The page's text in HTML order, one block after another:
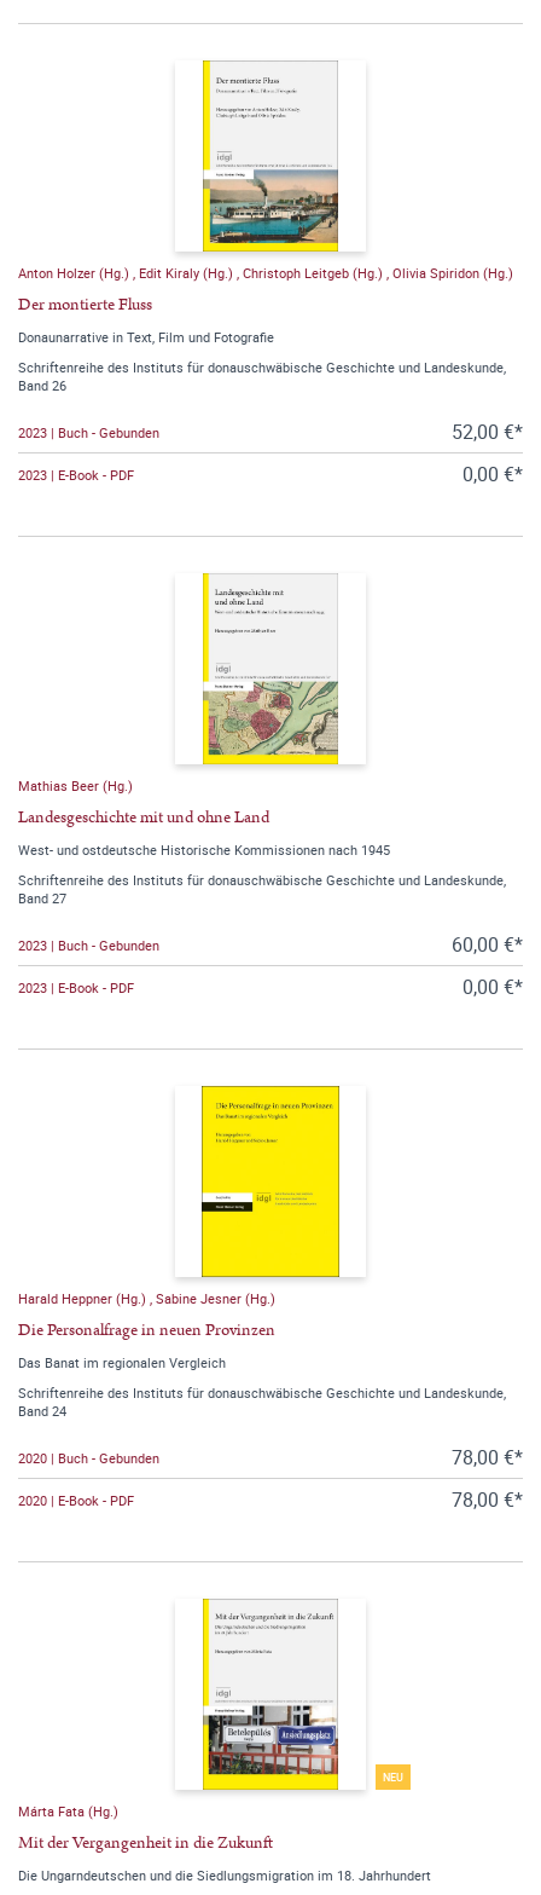
Anton Holzer (Hg.) , Edit Kiraly (Hg.) , Christoph Leitgeb (Hg.) , Olivia Spiridon (Hg.)
Der montierte Fluss
Donaunarrative in Text, Film und Fotografie
Schriftenreihe des Instituts für donauschwäbische Geschichte und Landeskunde,
Band 26
2023 | Buch - Gebunden 52,00 €*
2023 | E-Book - PDF 0,00 €*
Mathias Beer (Hg.)
Landesgeschichte mit und ohne Land
West- und ostdeutsche Historische Kommissionen nach 1945
Schriftenreihe des Instituts für donauschwäbische Geschichte und Landeskunde,
Band 27
2023 | Buch - Gebunden 60,00 €*
2023 | E-Book - PDF 0,00 €*
Harald Heppner (Hg.) , Sabine Jesner (Hg.)
Die Personalfrage in neuen Provinzen
Das Banat im regionalen Vergleich
Schriftenreihe des Instituts für donauschwäbische Geschichte und Landeskunde,
Band 24
2020 | Buch - Gebunden 78,00 €*
2020 | E-Book - PDF 78,00 €*
NEU
Márta Fata (Hg.)
Mit der Vergangenheit in die Zukunft
Die Ungarndeutschen und die Siedlungsmigration im 18. Jahrhundert